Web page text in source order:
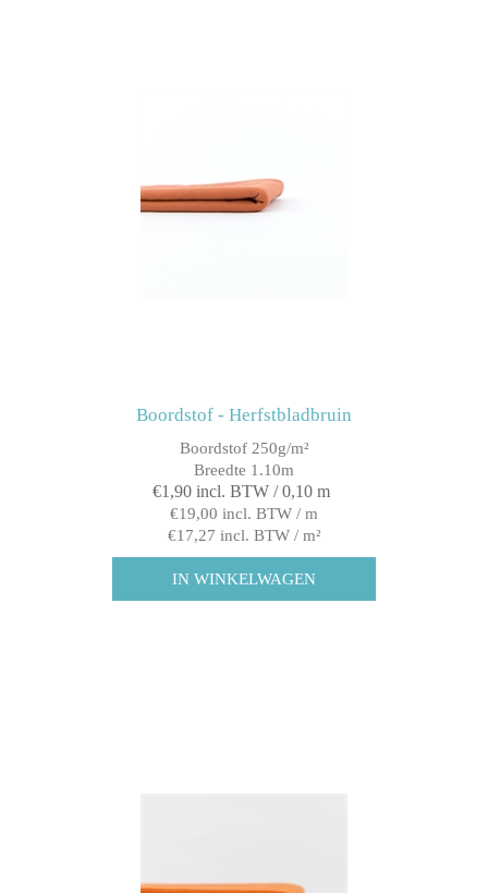
Boordstof - Herfstbladbruin
Boordstof 250g/m²
Breedte 1.10m
€1,90 incl. BTW / 0,10 m
€19,00 incl. BTW / m
€17,27 incl. BTW / m²